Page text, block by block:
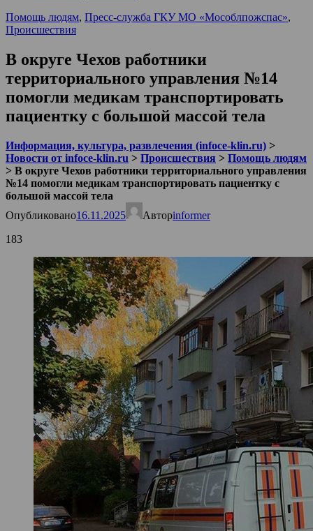
Помощь людям, Пресс-служба ГКУ МО «Мособлпожспас»,
Происшествия
В округе Чехов работники
территориального управления №14
помогли медикам транспортировать
пациентку с большой массой тела
Информация, культура, развлечения (infoce-klin.ru) >
Новости от infoce-klin.ru > Происшествия > Помощь людям
> В округе Чехов работники территориального управления
№14 помогли медикам транспортировать пациентку с
большой массой тела
Опубликовано16.11.2025 Авторinformer
183